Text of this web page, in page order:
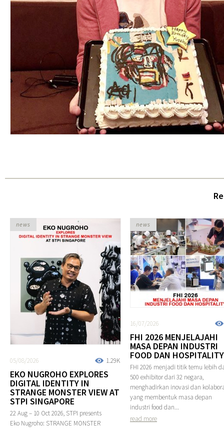
1.29K
05/08/2026
EKO NUGROHO EXPLORES
DIGITAL IDENTITY IN
STRANGE MONSTER VIEW AT
STPI SINGAPORE
22 Aug – 10 Oct 2026, STPI presents
Eko Nugroho: STRANGE MONSTER
news
16/07/2026
FHI 2026 MENJELAJAHI
MASA DEPAN INDUSTRI
FOOD DAN HOSPITALITY
FHI 2026 menjadi titik temu lebih
500 exhibitor dari 32 negara,
menghadirkan inovasi dan
yang membentuk masa depan
industri food dan...
read more
news